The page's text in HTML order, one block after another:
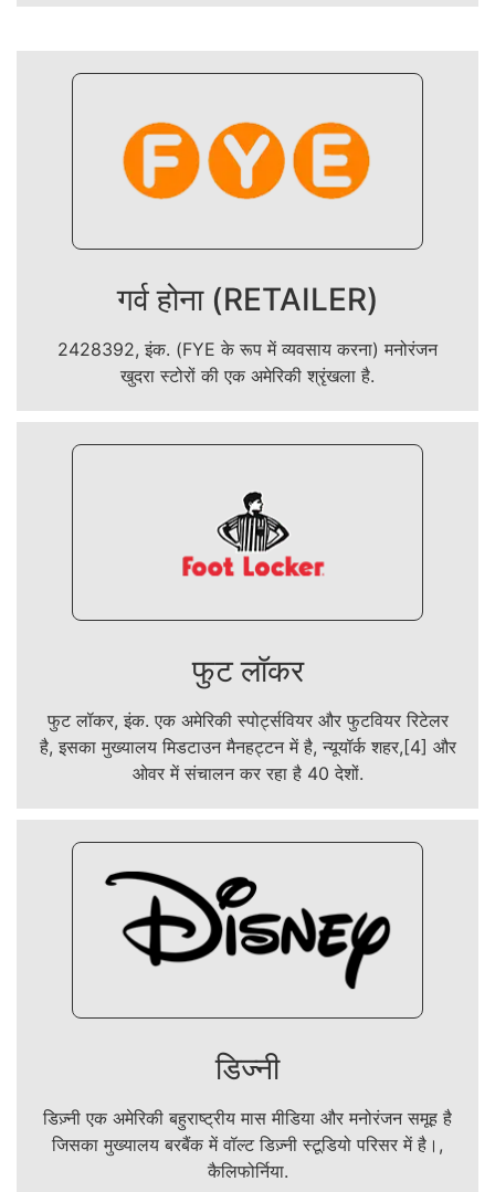
गर्व होना (RETAILER)
2428392, इंक. (FYE के रूप में व्यवसाय करना) मनोरंजन
खुदरा स्टोरों की एक अमेरिकी श्रृंखला है.
फुट लॉकर
फुट लॉकर, इंक. एक अमेरिकी स्पोर्ट्सवियर और फुटवियर रिटेलर
है, इसका मुख्यालय मिडटाउन मैनहट्टन में है, न्यूयॉर्क शहर,[4] और
ओवर में संचालन कर रहा है 40 देशों.
डिज्नी
डिज़्नी एक अमेरिकी बहुराष्ट्रीय मास मीडिया और मनोरंजन समूह है
जिसका मुख्यालय बरबैंक में वॉल्ट डिज़्नी स्टूडियो परिसर में है।,
कैलिफोर्निया.